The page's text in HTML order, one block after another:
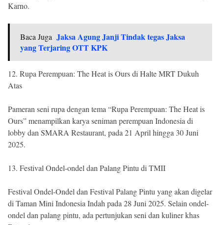
Karno.
Baca Juga Jaksa Agung Janji Tindak tegas Jaksa
yang Terjaring OTT KPK
12. Rupa Perempuan: The Heat is Ours di Halte MRT Dukuh
Atas
Pameran seni rupa dengan tema “Rupa Perempuan: The Heat is
Ours” menampilkan karya seniman perempuan Indonesia di
lobby dan SMARA Restaurant, pada 21 April hingga 30 Juni
2025.
13. Festival Ondel-ondel dan Palang Pintu di TMII
Festival Ondel-Ondel dan Festival Palang Pintu yang akan digelar
di Taman Mini Indonesia Indah pada 28 Juni 2025. Selain ondel-
ondel dan palang pintu, ada pertunjukan seni dan kuliner khas